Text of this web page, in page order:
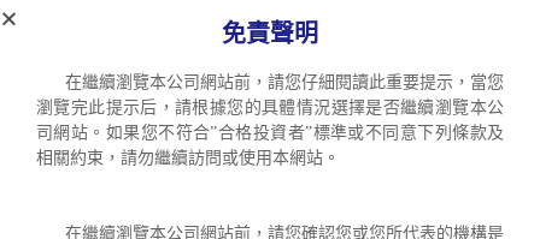
2019 年 9 月
2019 年 8 月
2019 年 6 月
2019 年 5 月
免責聲明
在繼續瀏覽本公司網站前，請您仔細閱讀此重要提示，當您
瀏覽完此提示后，請根據您的具體情況選擇是否繼續瀏覽本公
司網站。如果您不符合”合格投資者”標準或不同意下列條款及
相關約束，請勿繼續訪問或使用本網站。
在繼續瀏覽本公司網站前，請您確認您或您所代表的機構是